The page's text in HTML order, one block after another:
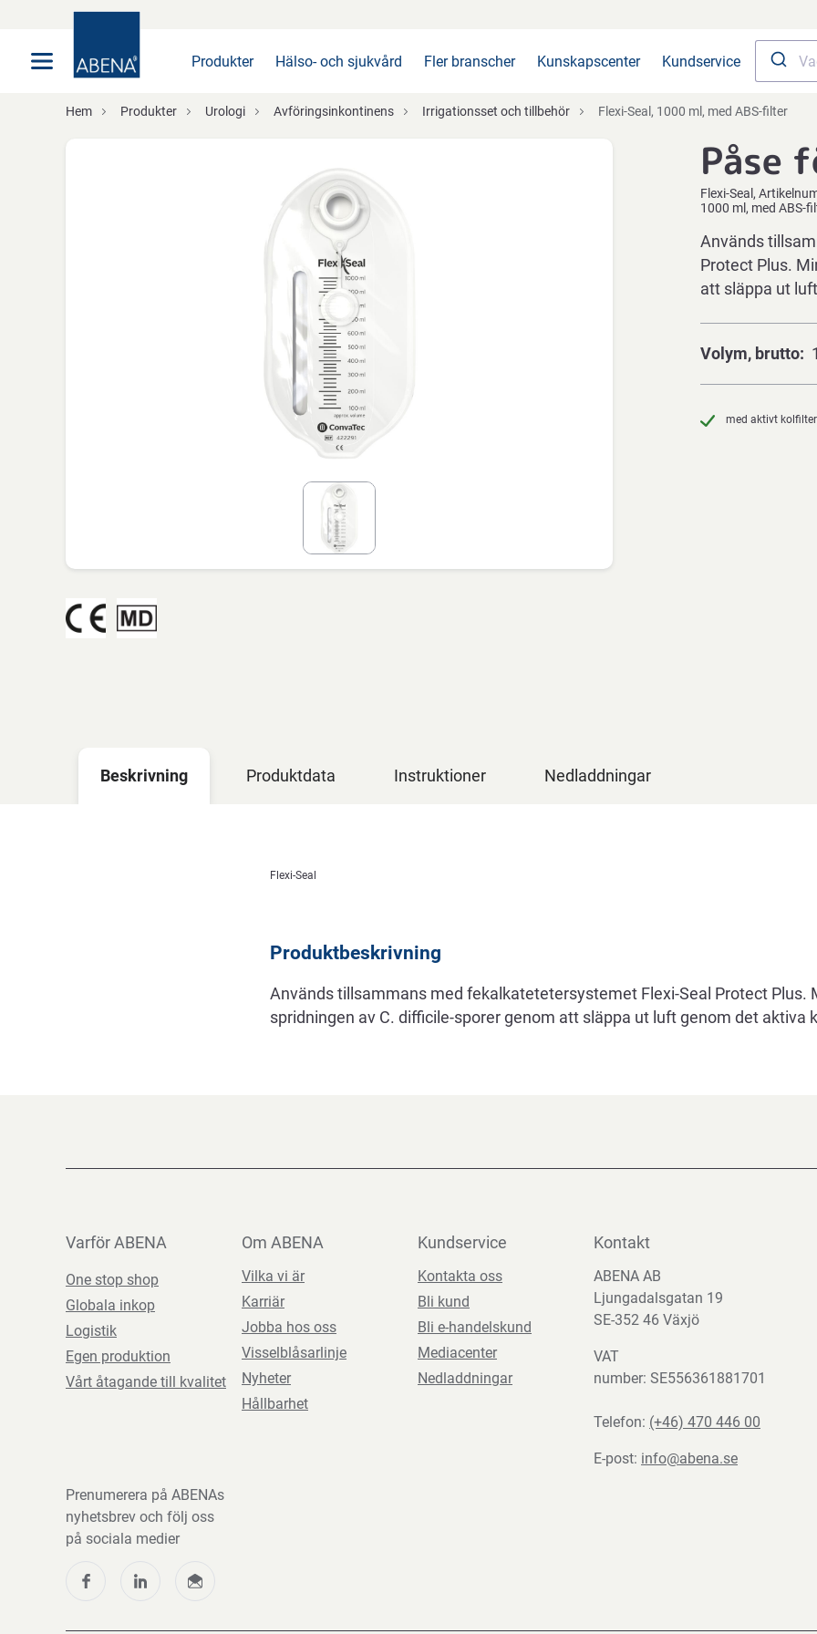
Produkter Hälso- och sjukvård Fler branscher Kunskapscenter Kundservice
Hem Produkter Urologi Avföringsinkontinens Irrigationsset och tillbehör Flexi-Seal, 1000 ml, med ABS-filter
Påse
Flexi-Seal
1000 ml, med ABS-
Används
Protect Plus.
att släppa ut
Volym, brutto
med aktivt kolfilter
Beskrivning Produktdata Instruktioner Nedladdningar
Beskrivning
Flexi-Seal
Produktbeskrivning
Används tillsammans med fekalkatetetersystemet Flexi-Seal Protect Plus.
spridningen av C. difficile-sporer genom att släppa ut luft genom det aktiva
Varför ABENA
One stop shop
Globala inkop
Logistik
Egen produktion
Vårt åtagande till kvalitet
Om ABENA
Vilka vi är
Karriär
Jobba hos oss
Visselblåsarlinje
Nyheter
Hållbarhet
Kundservice
Kontakta oss
Bli kund
Bli e-handelskund
Mediacenter
Nedladdningar
Kontakt
ABENA AB
Ljungadalsgatan 19
SE-352 46 Växjö
VAT
number: SE556361881701
Telefon: (+46) 470 446 00
E-post: info@abena.se
Prenumerera på ABENAs
nyhetsbrev och följ oss
på sociala medier